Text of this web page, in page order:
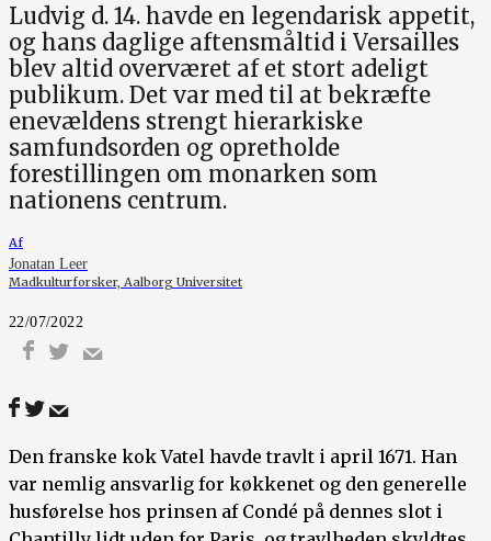
Ludvig d. 14. havde en legendarisk appetit,
og hans daglige aftensmåltid i Versailles
blev altid overværet af et stort adeligt
publikum. Det var med til at bekræfte
enevældens strengt hierarkiske
samfundsorden og opretholde
forestillingen om monarken som
nationens centrum.
Af
Jonatan Leer
Madkulturforsker, Aalborg Universitet
22/07/2022
Den franske kok Vatel havde travlt i april 1671. Han
var nemlig ansvarlig for køkkenet og den generelle
husførelse hos prinsen af Condé på dennes slot i